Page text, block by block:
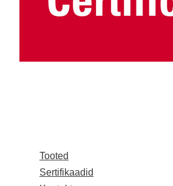
Tooted
Sertifikaadid